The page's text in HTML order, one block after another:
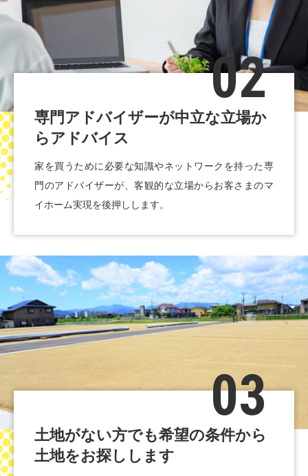
02
専門アドバイザーが中立な立場か
らアドバイス
家を買うために必要な知識やネットワークを持った専
門のアドバイザーが、客観的な立場からお客さまのマ
イホーム実現を後押しします。
03
土地がない方でも希望の条件から
土地をお探しします